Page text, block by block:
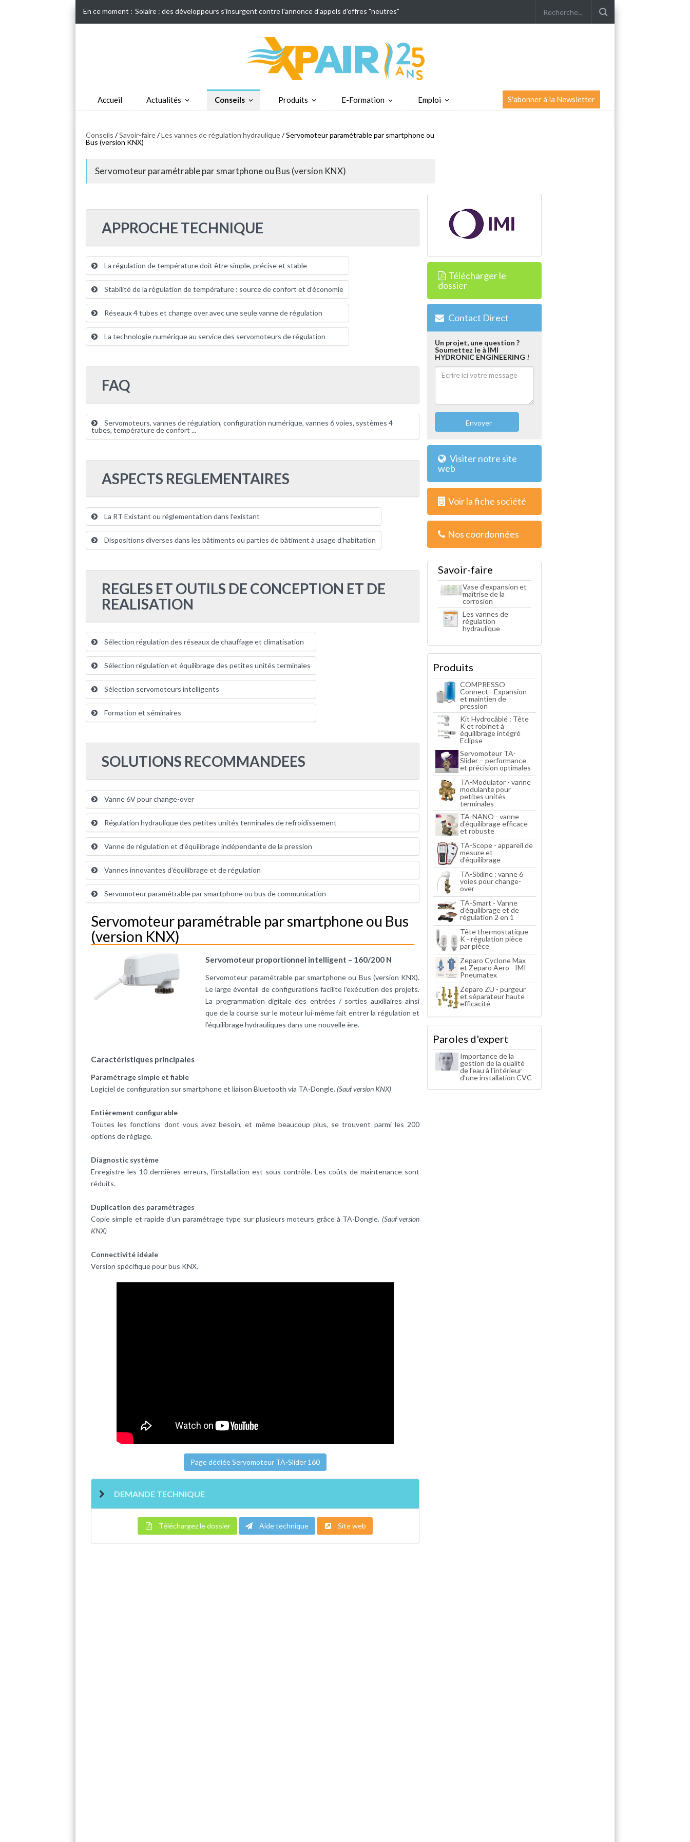
En ce moment : Solaire : des développeurs s'insurgent contre l'annonce d'appels d'offres "neutres"
Accueil Actualités Conseils Produits E-Formation Emploi S'abonner à la Newsletter
Conseils /Savoir-faire/Les vannes de régulation hydraulique/ Servomoteur paramétrable par smartphone ou
Bus (version KNX)
Servomoteur paramétrable par smartphone ou Bus (version KNX)
APPROCHE TECHNIQUE
La régulation de température doit être simple, précise et stable
Stabilité de la régulation de température : source de confort et d’économie
Réseaux 4 tubes et change over avec une seule vanne de régulation
La technologie numérique au service des servomoteurs de régulation
FAQ
Servomoteurs, vannes de régulation, configuration numérique, vannes 6 voies, systèmes 4
tubes, température de confort ...
ASPECTS REGLEMENTAIRES
La RT Existant ou réglementation dans l’existant
Dispositions diverses dans les bâtiments ou parties de bâtiment à usage d’habitation
REGLES ET OUTILS DE CONCEPTION ET DE
REALISATION
Sélection régulation des réseaux de chauffage et climatisation
Sélection régulation et équilibrage des petites unités terminales
Sélection servomoteurs intelligents
Formation et séminaires
SOLUTIONS RECOMMANDEES
Vanne 6V pour change-over
Régulation hydraulique des petites unités terminales de refroidissement
Vanne de régulation et d’équilibrage indépendante de la pression
Vannes innovantes d’équilibrage et de régulation
Servomoteur paramétrable par smartphone ou bus de communication
Servomoteur paramétrable par smartphone ou Bus
(version KNX)
Servomoteur proportionnel intelligent – 160/200 N
Servomoteur paramétrable par smartphone ou Bus (version KNX).
Le large éventail de configurations facilite l’exécution des projets.
La programmation digitale des entrées / sorties auxiliaires ainsi
que de la course sur le moteur lui-même fait entrer la régulation et
l’équilibrage hydrauliques dans une nouvelle ère.
Caractéristiques principales
Paramétrage simple et fiable
Logiciel de configuration sur smartphone et liaison Bluetooth via TA-Dongle. (Sauf version KNX)
Entièrement configurable
Toutes les fonctions dont vous avez besoin, et même beaucoup plus, se trouvent parmi les 200
options de réglage.
Diagnostic système
Enregistre les 10 dernières erreurs, l’installation est sous contrôle. Les coûts de maintenance sont
réduits.
Duplication des paramétrages
Copie simple et rapide d’un paramétrage type sur plusieurs moteurs grâce à TA-Dongle. (Sauf version
KNX)
Connectivité idéale
Version spécifique pour bus KNX.
Page dédiée Servomoteur TA-Slider 160
DEMANDE TECHNIQUE
Téléchargez le dossier Aide technique Site web
Télécharger le
dossier
Contact Direct
Un projet, une question ?
Soumettez le à IMI
HYDRONIC ENGINEERING !
Envoyer
Visiter notre site
web
Voir la fiche société
Nos coordonnées
Savoir-faire
Vase d'expansion et
maîtrise de la
corrosion
Les vannes de
régulation
hydraulique
Produits
COMPRESSO
Connect - Expansion
et maintien de
pression
Kit Hydrocâblé : Tête
K et robinet à
équilibrage intégré
Eclipse
Servomoteur TA-
Slider – performance
et précision optimales
TA-Modulator - vanne
modulante pour
petites unités
terminales
TA-NANO - vanne
d'équilibrage efficace
et robuste
TA-Scope - appareil de
mesure et
d’équilibrage
TA-Sixline : vanne 6
voies pour change-
over
TA-Smart - Vanne
d'équilibrage et de
régulation 2 en 1
Tête thermostatique
K - régulation pièce
par pièce
Zeparo Cyclone Max
et Zeparo Aero - IMI
Pneumatex
Zeparo ZU - purgeur
et séparateur haute
efficacité
Paroles d'expert
Importance de la
gestion de la qualité
de l'eau à l'intérieur
d’une installation CVC